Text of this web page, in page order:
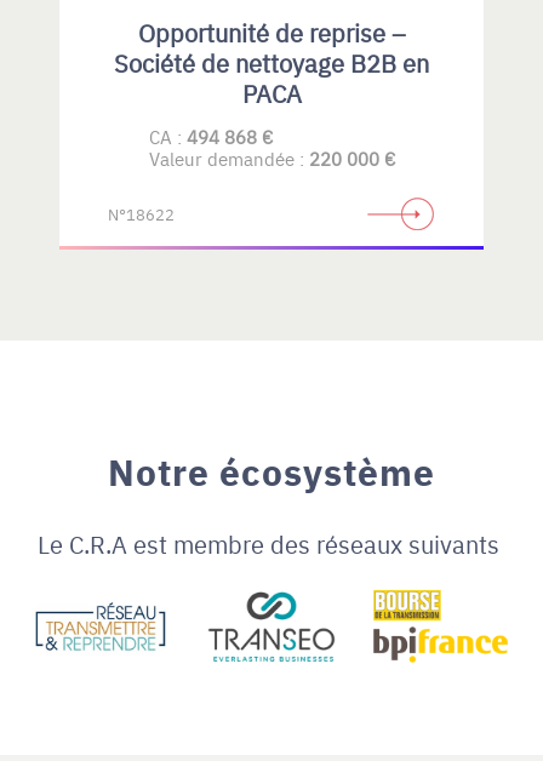
Opportunité de reprise –
Société de nettoyage B2B en
PACA
CA : 494 868 €
Valeur demandée : 220 000 €
N°18622
Notre écosystème
Le C.R.A est membre des réseaux suivants